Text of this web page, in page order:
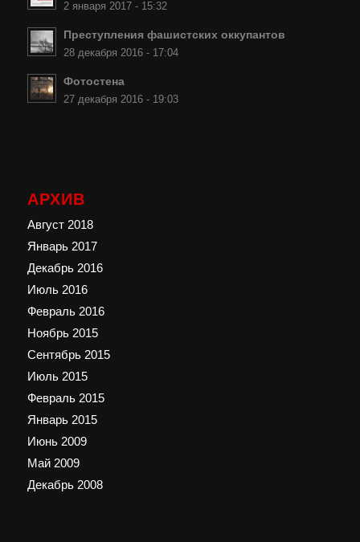
2 января 2017 - 15:32
Преступления фашистских оккупантов
28 декабря 2016 - 17:04
Фотостена
27 декабря 2016 - 19:03
АРХИВ
Август 2018
Январь 2017
Декабрь 2016
Июль 2016
Февраль 2016
Ноябрь 2015
Сентябрь 2015
Июль 2015
Февраль 2015
Январь 2015
Июнь 2009
Май 2009
Декабрь 2008